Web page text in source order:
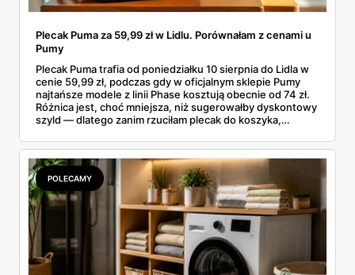
Plecak Puma za 59,99 zł w Lidlu. Porównałam z cenami u
Pumy
Plecak Puma trafia od poniedziałku 10 sierpnia do Lidla w
cenie 59,99 zł, podczas gdy w oficjalnym sklepie Pumy
najtańsze modele z linii Phase kosztują obecnie od 74 zł.
Różnica jest, choć mniejsza, niż sugerowałby dyskontowy
szyld — dlatego zanim rzuciłam plecak do koszyka,
rozpiska: co dokładnie sprzedaje Lidl, ile kosztują
odpowiedniki u producenta i komu ten zakup naprawdę
się opłaci.
POLECAMY